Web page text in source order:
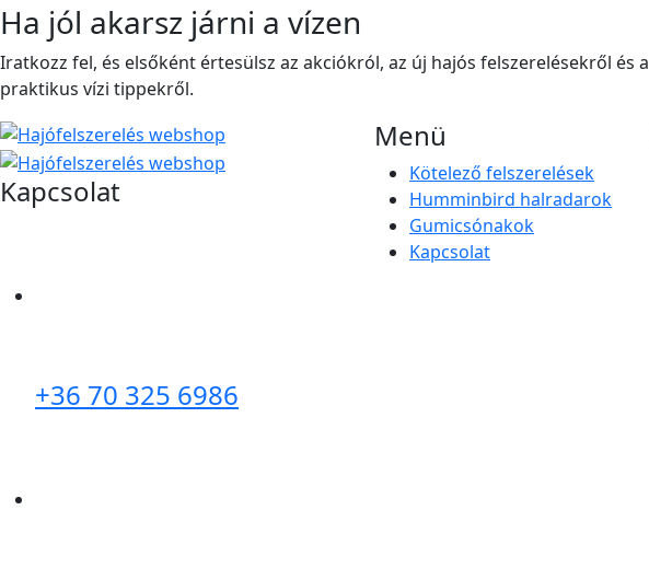
Ha jól akarsz járni a vízen
Iratkozz fel, és elsőként értesülsz az akciókról, az új hajós felszerelésekről és a
praktikus vízi tippekről.
Kapcsolat
+36 70 325 6986
Menü
Kötelező felszerelések
Humminbird halradarok
Gumicsónakok
Kapcsolat